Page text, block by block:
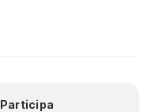
Participa